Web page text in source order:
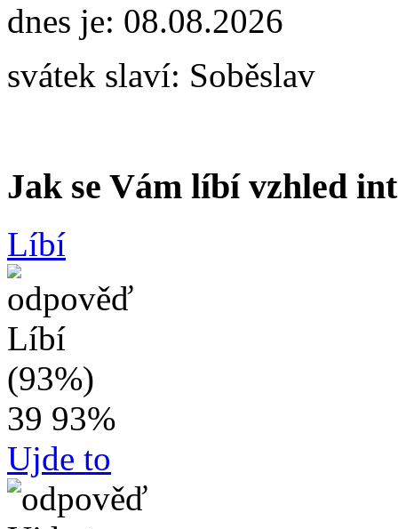
dnes je: 08.08.2026
svátek slaví: Soběslav
Jak se Vám líbí vzhled
Líbí
39 93%
Ujde to